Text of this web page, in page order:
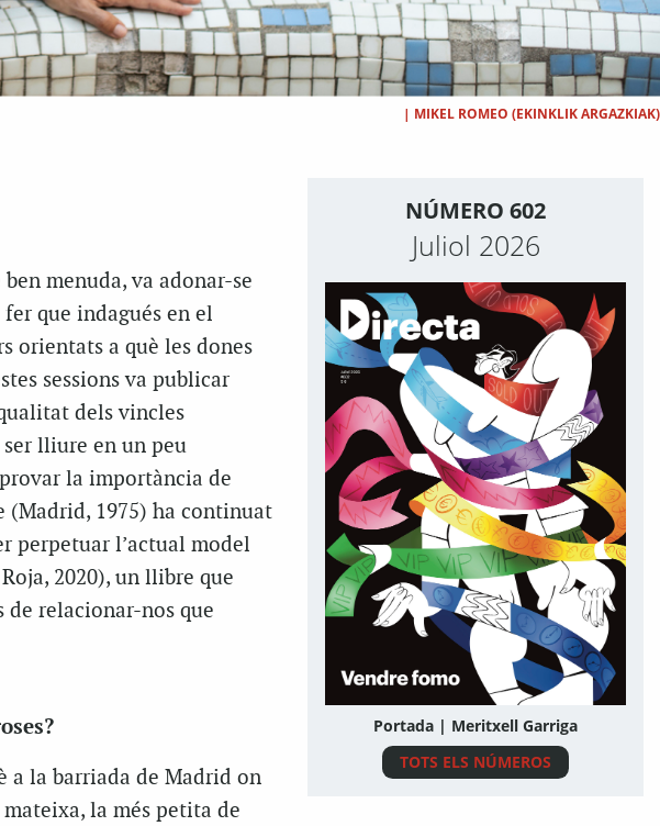
| MIKEL ROMEO (EKINKLIK ARGAZKIAK)
menuda, va adonar-se
que indagués en el
orientats a què les dones
sessions va publicar
dels vincles
lliure en un peu
la importància de
(Madrid, 1975) ha continuat
perpetuar l’actual model
2020), un llibre que
de relacionar-nos que
a la barriada de Madrid on
la més petita de
NÚMERO 602
Juliol 2026
Portada | Meritxell Garriga
TOTS ELS NÚMEROS